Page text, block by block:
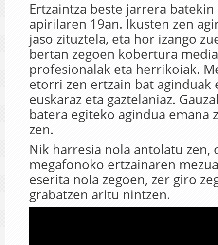
Ertzaintza beste jarrera
apirilaren 19an. Ikusten zen
jaso zituztela, eta hor izango
bertan zegoen kobertura
profesionalak eta herrikoiak.
etorri zen ertzain bat aginduak
euskaraz eta gaztelaniaz.
batera egiteko agindua emana
zen.
Nik harresia nola antolatu zen,
megafonoko ertzainaren
eserita nola zegoen, zer giro
grabatzen aritu nintzen.